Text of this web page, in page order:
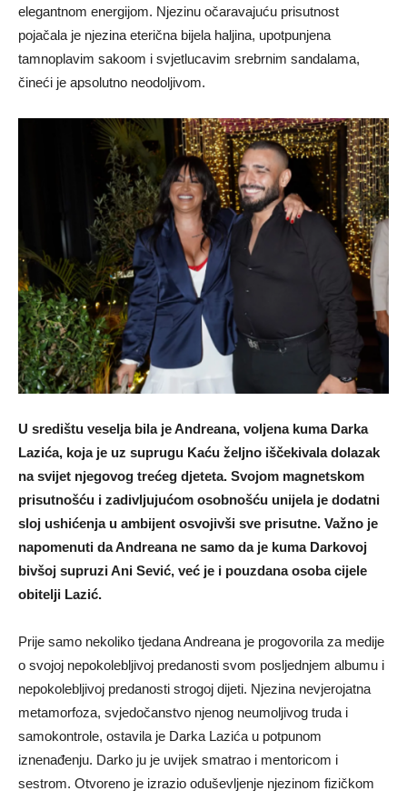
elegantnom energijom. Njezinu očaravajuću prisutnost
pojačala je njezina eterična bijela haljina, upotpunjena
tamnoplavim sakoom i svjetlucavim srebrnim sandalama,
čineći je apsolutno neodoljivom.
U središtu veselja bila je Andreana, voljena kuma Darka
Lazića, koja je uz suprugu Kaću željno iščekivala dolazak
na svijet njegovog trećeg djeteta. Svojom magnetskom
prisutnošću i zadivljujućom osobnošću unijela je dodatni
sloj ushićenja u ambijent osvojivši sve prisutne. Važno je
napomenuti da Andreana ne samo da je kuma Darkovoj
bivšoj supruzi Ani Sević, već je i pouzdana osoba cijele
obitelji Lazić.
Prije samo nekoliko tjedana Andreana je progovorila za medije
o svojoj nepokolebljivoj predanosti svom posljednjem albumu i
nepokolebljivoj predanosti strogoj dijeti. Njezina nevjerojatna
metamorfoza, svjedočanstvo njenog neumoljivog truda i
samokontrole, ostavila je Darka Lazića u potpunom
iznenađenju. Darko ju je uvijek smatrao i mentoricom i
sestrom. Otvoreno je izrazio oduševljenje njezinom fizičkom